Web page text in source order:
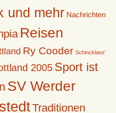
und mehr Nachrichten
Reisen
Ry Cooder Schincklass'
2005 Sport ist
SV Werder
Traditionen